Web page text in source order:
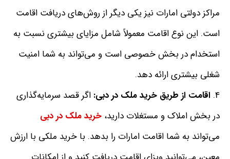
مراکز دولتی امارات نیز یکی دیگر از روش‌های دریافت اقامت
است. این نوع اقامت معمولاً شامل مزایای بیشتری نسبت به
استخدام در بخش خصوصی است و می‌تواند به شما امنیت
شغلی بیشتری ارائه دهد.
اقامت از طریق خریدملک دردبی: اگر قصد سرمایه‌گذاری
در بخش املاک و مستغلات دارید، خرید ملک در دبی
می‌تواند به شما اقامت امارات را بدهد. با خرید ملکی با ارزش